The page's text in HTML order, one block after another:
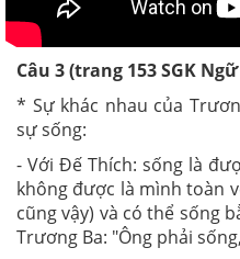
Câu 3 (trang 153 SGK
* Sự khác nhau của
sự sống:
- Với Đế Thích: sống là
không được là mình toàn
cũng vậy) và có thể sống
Trương Ba: "Ông phải